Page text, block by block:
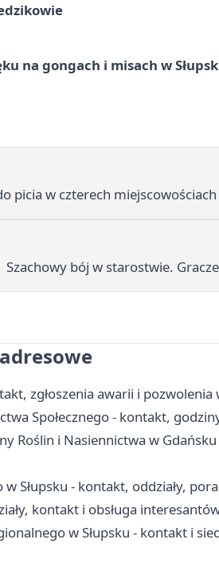
na gongach i misach w
picia w czterech miejscowościach
Szachowy bój w starostwie.
zgłoszenia awarii i
Społecznego - kontakt,
Roślin i Nasiennictwa w Gdańsku
Słupsku - kontakt, oddziały,
kontakt i obsługa
w Słupsku - kontakt i